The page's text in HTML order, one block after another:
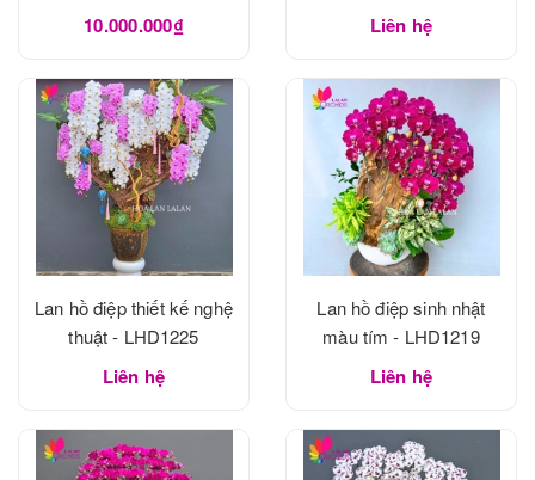
10.000.000₫ Liên hệ
Lan hồ điệp thiết kế nghệ
thuật - LHD1225
Liên hệ
Lan hồ điệp sinh nhật
màu tím - LHD1219
Liên hệ